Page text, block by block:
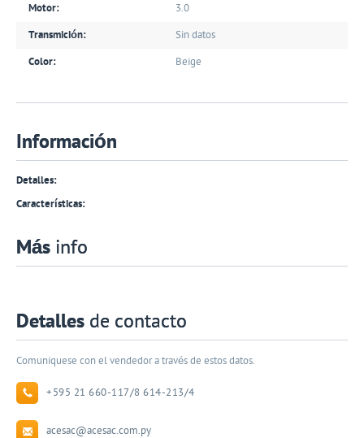
Motor: 3.0
Transmición: Sin datos
Color: Beige
Información
Detalles:
Características:
Más info
Detalles de contacto
Comuniquese con el vendedor a través de estos datos.
+595 21 660-117/8 614-213/4
acesac@acesac.com.py